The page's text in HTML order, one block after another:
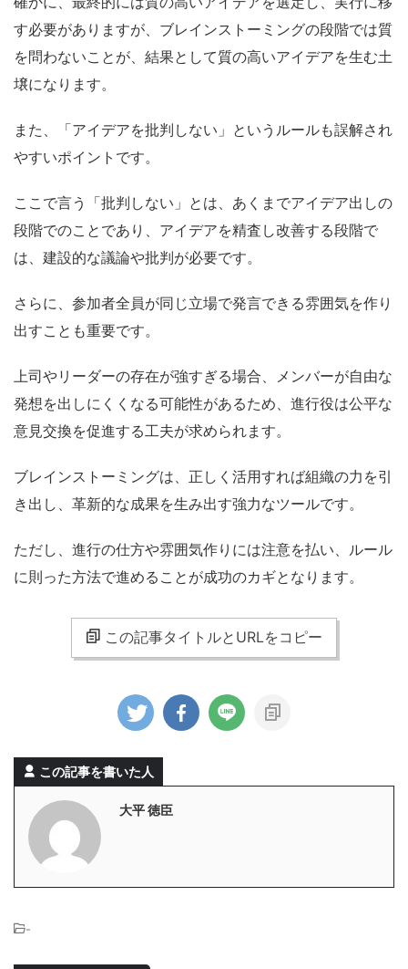
す必要がありますが、ブレインストーミングの段階では質
を問わないことが、結果として質の高いアイデアを生む土
壌になります。
また、「アイデアを批判しない」というルールも誤解され
やすいポイントです。
ここで言う「批判しない」とは、あくまでアイデア出しの
段階でのことであり、アイデアを精査し改善する段階で
は、建設的な議論や批判が必要です。
さらに、参加者全員が同じ立場で発言できる雰囲気を作り
出すことも重要です。
上司やリーダーの存在が強すぎる場合、メンバーが自由な
発想を出しにくくなる可能性があるため、進行役は公平な
意見交換を促進する工夫が求められます。
ブレインストーミングは、正しく活用すれば組織の力を引
き出し、革新的な成果を生み出す強力なツールです。
ただし、進行の仕方や雰囲気作りには注意を払い、ルール
に則った方法で進めることが成功のカギとなります。
この記事タイトルとURLをコピー
この記事を書いた人
大平 徳臣
-